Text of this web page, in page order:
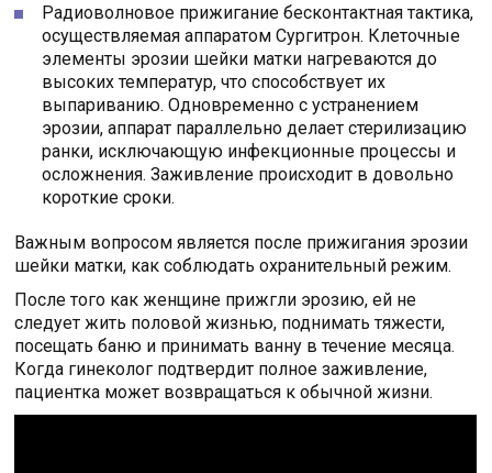
Радиоволновое прижигание бесконтактная тактика,
осуществляемая аппаратом Сургитрон. Клеточные
элементы эрозии шейки матки нагреваются до
высоких температур, что способствует их
выпариванию. Одновременно с устранением
эрозии, аппарат параллельно делает стерилизацию
ранки, исключающую инфекционные процессы и
осложнения. Заживление происходит в довольно
короткие сроки.
Важным вопросом является после прижигания эрозии
шейки матки, как соблюдать охранительный режим.
После того как женщине прижгли эрозию, ей не
следует жить половой жизнью, поднимать тяжести,
посещать баню и принимать ванну в течение месяца.
Когда гинеколог подтвердит полное заживление,
пациентка может возвращаться к обычной жизни.